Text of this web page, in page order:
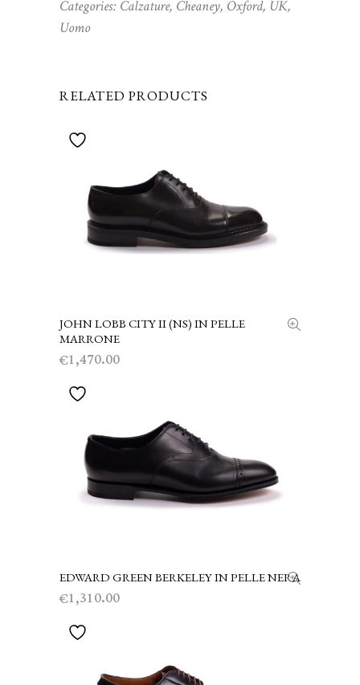
Categories: Calzature, Cheaney, Oxford, UK,
Uomo
RELATED PRODUCTS
SCEGLI
JOHN LOBB CITY II (NS) IN PELLE
MARRONE
€1,470.00
SCEGLI
EDWARD GREEN BERKELEY IN PELLE NERA
€1,310.00